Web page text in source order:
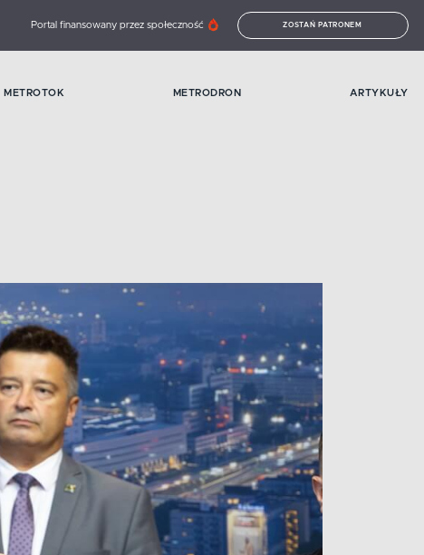
Portal finansowany przez społeczność ZOSTAŃ PATRONEM
METROTOK METRODRON ARTYKUŁY